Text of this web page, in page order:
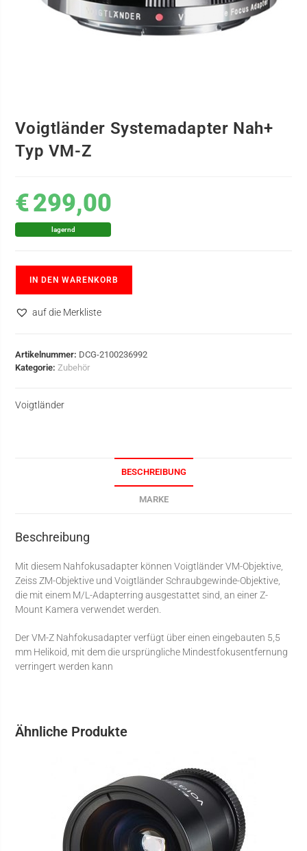
Voigtländer Systemadapter Nah+
Typ VM-Z
€299,00
lagernd
IN DEN WARENKORB
auf die Merkliste
Artikelnummer: DCG-2100236992
Kategorie:Zubehör
Voigtländer
BESCHREIBUNG
MARKE
Beschreibung
Mit diesem Nahfokusadapter können Voigtländer VM-Objektive,
Zeiss ZM-Objektive und Voigtländer Schraubgewinde-Objektive,
die mit einem M/L-Adapterring ausgestattet sind, an einer Z-
Mount Kamera verwendet werden.
Der VM-Z Nahfokusadapter verfügt über einen eingebauten 5,5
mm Helikoid, mit dem die ursprüngliche Mindestfokusentfernung
verringert werden kann
Ähnliche Produkte